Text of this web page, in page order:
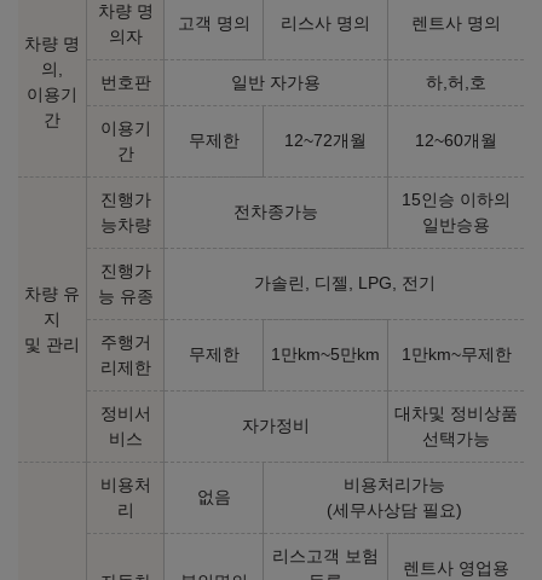
차량 명
의,
이용기
간
차량 명
의자
고객 명의 리스사 명의 렌트사 명의
번호판 일반 자가용 하,허,호
이용기
간
무제한 12~72개월 12~60개월
차량 유
지
및 관리
진행가
능차량
전차종가능
15인승 이하의
일반승용
진행가
능 유종
가솔린, 디젤, LPG, 전기
주행거
리제한
무제한 1만km~5만km 1만km~무제한
정비서
비스
자가정비
대차및 정비상품
선택가능
비용처
리
없음
비용처리가능
(세무사상담 필요)
리스고객 보험
렌트사 영업용
M35i xDrive
휘발유 10.2㎞/ℓ
72,200,000원
M35i xDrive (P1)
휘발유 10.2㎞/ℓ
72,200,000
M35i xDrive Pro (P2)
휘발유 10.2㎞/ℓ
75,100,000
원
2026년형 디젤 2.0 (개소세 30% 인하)
sDrive18d xLine
㎞/ℓ
sDrive18d xLine (P1)
59,100,000
원
sDrive18d xLine (P2) sDrive18d M Sport Package
경유 14.8㎞/ℓ
63,900,000
sDrive18d M Sport Package
sDrive18d M Sport Package